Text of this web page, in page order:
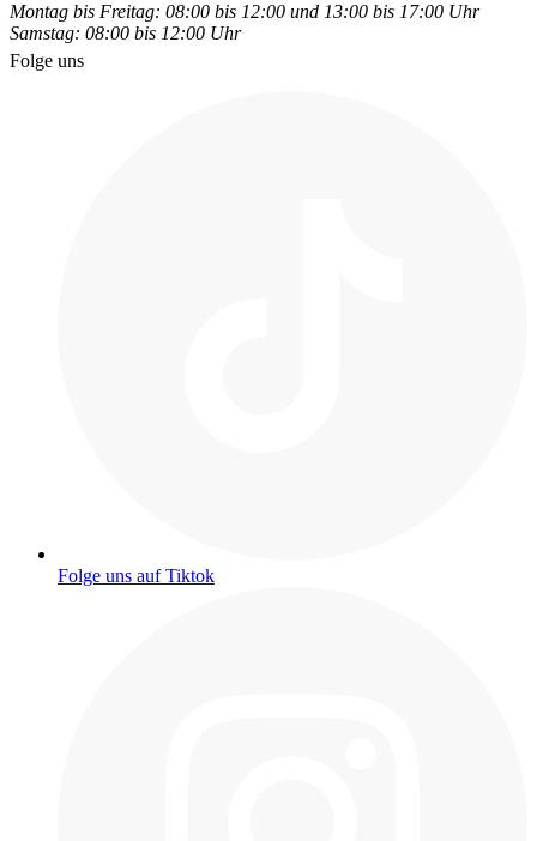
Montag bis Freitag: 08:00 bis 12:00 und 13:00 bis 17:00 Uhr
Samstag: 08:00 bis 12:00 Uhr
Folge uns
Folge uns auf Tiktok